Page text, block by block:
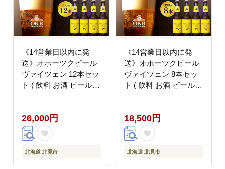
《14営業日以内に発
送》オホーツクビール
ヴァイツェン 12本セッ
ト ( 飲料 お酒 ビール
ト のし )【028-0079】
26,000円
北海道 北見市
《14営業日以内に発
送》オホーツクビール
ヴァイツェン 8本セッ
ト ( 飲料 お酒 ビール
ト のし )【028-0078】
18,500円
北海道 北見市